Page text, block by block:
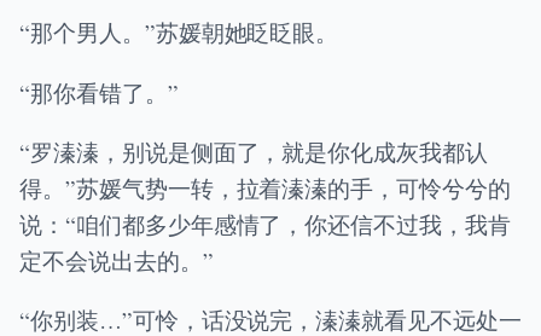
“那个男人。”苏媛朝她眨眨眼。
“那你看错了。”
“罗溱溱，别说是侧面了，就是你化成灰我都认
得。”苏媛气势一转，拉着溱溱的手，可怜兮兮的
说：“咱们都多少年感情了，你还信不过我，我肯
定不会说出去的。”
“你别装…”可怜，话没说完，溱溱就看见不远处一